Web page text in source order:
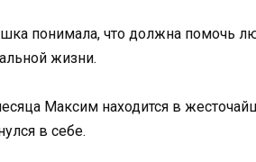
понимала, что должна помочь
жизни.
Максим находится в
в себе.